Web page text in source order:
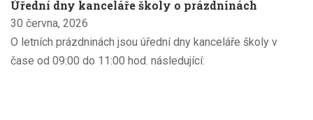
Úřední dny kanceláře školy o prázdninách
30 června, 2026
O letních prázdninách jsou úřední dny kanceláře školy v
čase od 09:00 do 11:00 hod. následující: